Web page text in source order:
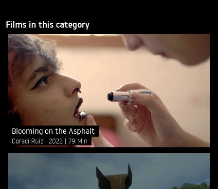
Films in this category
Blooming on the Asphalt
Coraci Ruiz 2022 79 Min